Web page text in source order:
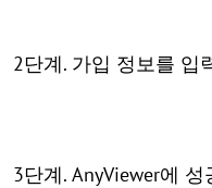
2단계. 가입 정보를 입
3단계. AnyViewer에